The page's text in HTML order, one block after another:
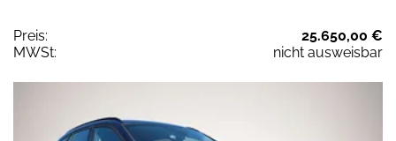
Preis:
25.650,00 €
MWSt:
nicht ausweisbar